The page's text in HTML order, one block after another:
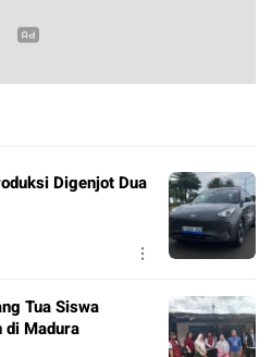
Digenjot Dua
Tua Siswa
di Madura